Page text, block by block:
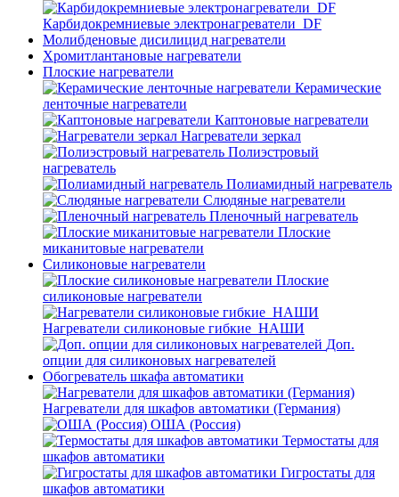
Карбидокремниевые электронагреватели_DF
Молибденовые дисилицид нагреватели
Хромитлантановые нагреватели
Плоские нагреватели
Керамические
ленточные нагреватели
Каптоновые нагреватели
Нагреватели зеркал
Полиэстровый
нагреватель
Полиамидный нагреватель
Слюдяные нагреватели
Пленочный нагреватель
Плоские
миканитовые нагреватели
Силиконовые нагреватели
Плоские
силиконовые нагреватели
Нагреватели силиконовые гибкие_НАШИ
Доп.
опции для силиконовых нагревателей
Обогреватель шкафа автоматики
Нагреватели для шкафов автоматики (Германия)
ОША (Россия)
Термостаты для
шкафов автоматики
Гигростаты для
шкафов автоматики